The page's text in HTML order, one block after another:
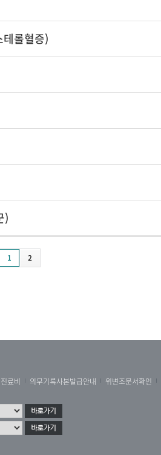
롤혈증)
)
1 2
료비 의무기록사본발급안내 위변조문서확인